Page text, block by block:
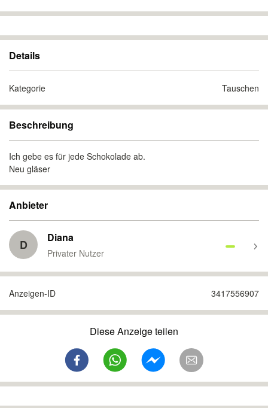
Details
Kategorie Tauschen
Beschreibung
Ich gebe es für jede Schokolade ab.
Neu gläser
Anbieter
D Diana
Privater Nutzer
Anzeigen-ID 3417556907
Diese Anzeige teilen